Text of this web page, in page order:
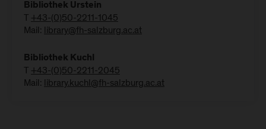
Bibliothek Urstein
T +43-(0)50-2211-1045
Mail: library@fh-salzburg.ac.at
Bibliothek Kuchl
T +43-(0)50-2211-2045
Mail: library.kuchl@fh-salzburg.ac.at